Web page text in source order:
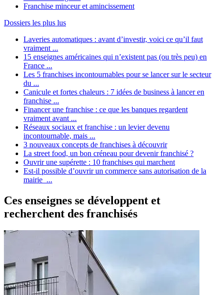
Franchise minceur et amincissement
Dossiers les plus lus
Laveries automatiques : avant d’investir, voici ce qu’il faut
vraiment ...
15 enseignes américaines qui n’existent pas (ou très peu) en
France ...
Les 5 franchises incontournables pour se lancer sur le secteur
du ...
Canicule et fortes chaleurs : 7 idées de business à lancer en
franchise ...
Financer une franchise : ce que les banques regardent
vraiment avant ...
Réseaux sociaux et franchise : un levier devenu
incontournable, mais ...
3 nouveaux concepts de franchises à découvrir
La street food, un bon créneau pour devenir franchisé ?
Ouvrir une supérette : 10 franchises qui marchent
Est-il possible d’ouvrir un commerce sans autorisation de la
mairie ...
Ces enseignes se développent et
recherchent des franchisés